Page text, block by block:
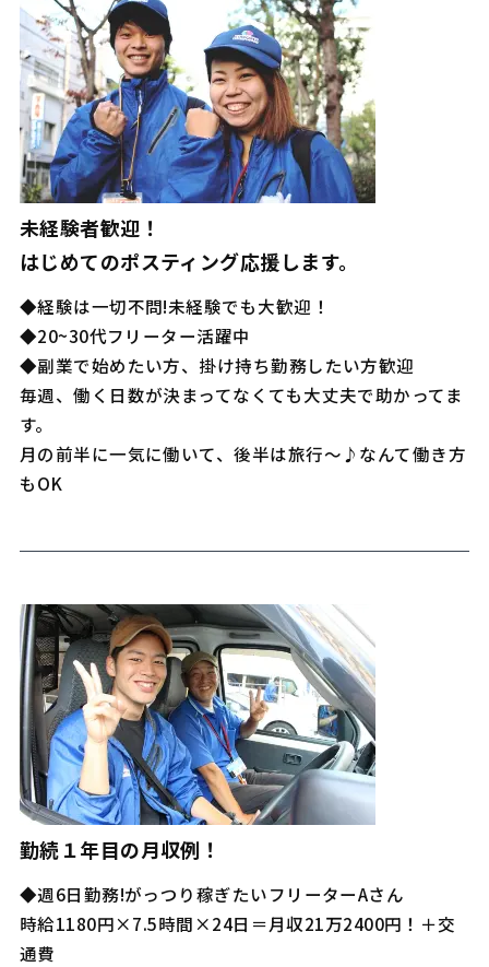
未経験者歓迎！
はじめてのポスティング応援します。
◆経験は一切不問!未経験でも大歓迎！
◆20~30代フリーター活躍中
◆副業で始めたい方、掛け持ち勤務したい方歓迎
毎週、働く日数が決まってなくても大丈夫で助かってま
す。
月の前半に一気に働いて、後半は旅行～♪なんて働き方
もOK
勤続１年目の月収例！
◆週6日勤務!がっつり稼ぎたいフリーターAさん
時給1180円×7.5時間×24日＝月収21万2400円！＋交
通費